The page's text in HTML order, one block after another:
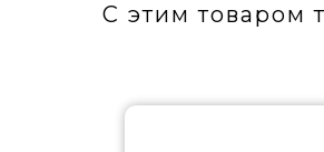
С этим товаром